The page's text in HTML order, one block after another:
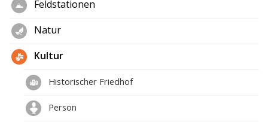
Feldstationen
Natur
Kultur
Historischer Friedhof
Person